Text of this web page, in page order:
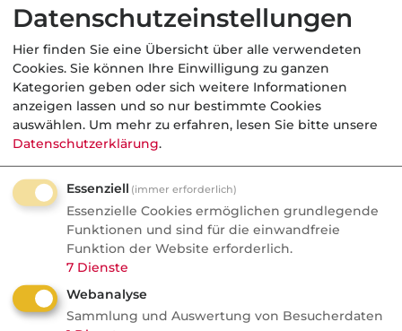
05.12.2023
Finanzwelt
dvb-Makler-Audit: Der
Award für die beste
technische
Markt
Anzeige
dvb
Ein MVP-Wechsel kostet
Datenschutzeinstellungen
Hier finden Sie eine Übersicht über alle verwendeten
Cookies. Sie können Ihre Einwilligung zu ganzen
Kategorien geben oder sich weitere Informationen
anzeigen lassen und so nur bestimmte Cookies
auswählen. Um mehr zu erfahren, lesen Sie bitte unsere
Datenschutzerklärung.
Essenziell (immer erforderlich)
Essenzielle Cookies ermöglichen grundlegende
Funktionen und sind für die einwandfreie
Funktion der Website erforderlich.
7 Dienste
Webanalyse
Sammlung und Auswertung von Besucherdaten